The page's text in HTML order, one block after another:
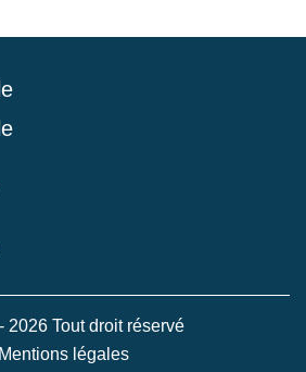
2026 Tout droit réservé
Mentions légales